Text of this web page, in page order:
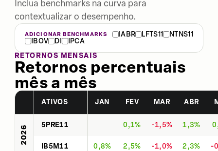
Inclua benchmarks na curva para
contextualizar o desempenho.
ADICIONAR BENCHMARKS IABR LFTS11
NTNS11
IBOV
DI
IPCA
RETORNOS MENSAIS
Retornos percentuais
mês a mês
ATIVOS JAN FEV MAR ABR
2026 5PRE11 0,1% -1,5% 1,3%
IB5M11 0,8% 2,5% -1,0% 2,3%
-